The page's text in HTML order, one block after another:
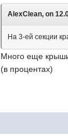
AlexClean, on
На 3-ей секции
Много еще
(в процентах)